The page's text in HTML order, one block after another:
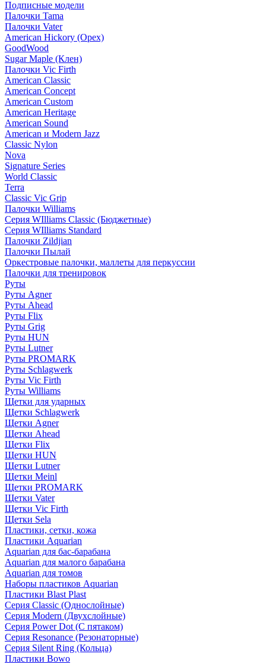
Подписные модели
Палочки Tama
Палочки Vater
American Hickory (Орех)
GoodWood
Sugar Maple (Клен)
Палочки Vic Firth
American Classic
American Concept
American Custom
American Heritage
American Sound
American и Modern Jazz
Classic Nylon
Nova
Signature Series
World Classic
Terra
Classic Vic Grip
Палочки Williams
Серия WIlliams Classic (Бюджетные)
Серия WIlliams Standard
Палочки Zildjian
Палочки Пылай
Оркестровые палочки, маллеты для перкуссии
Палочки для тренировок
Руты
Руты Agner
Руты Ahead
Руты Flix
Руты Grig
Руты HUN
Руты Lutner
Руты PROMARK
Руты Schlagwerk
Руты Vic Firth
Руты Williams
Щетки для ударных
Щетки Schlagwerk
Щетки Agner
Щетки Ahead
Щетки Flix
Щетки HUN
Щетки Lutner
Щетки Meinl
Щетки PROMARK
Щетки Vater
Щетки Vic Firth
Щетки Sela
Пластики, сетки, кожа
Пластики Aquarian
Aquarian для бас-барабана
Aquarian для малого барабана
Aquarian для томов
Наборы пластиков Aquarian
Пластики Blast Plast
Серия Classic (Однослойные)
Серия Modern (Двухслойные)
Серия Power Dot (С пятаком)
Серия Resonance (Резонаторные)
Серия Silent Ring (Кольца)
Пластики Bowo